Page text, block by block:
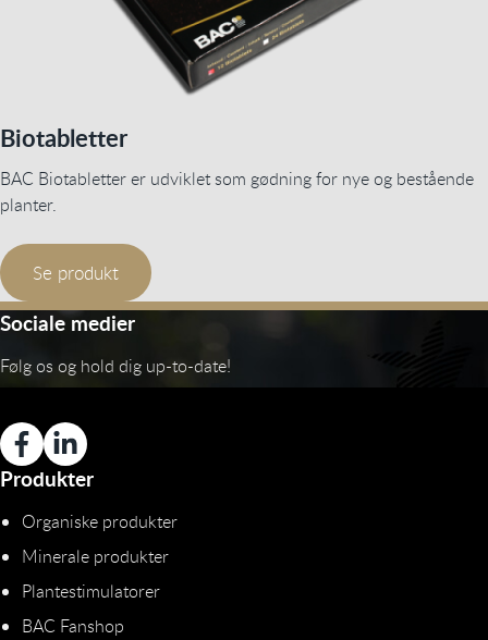
Biotabletter
BAC Biotabletter er udviklet som gødning for nye og bestående
planter.
Se produkt
Sociale medier
Følg os og hold dig up-to-date!
Produkter
Organiske produkter
Minerale produkter
Plantestimulatorer
BAC Fanshop